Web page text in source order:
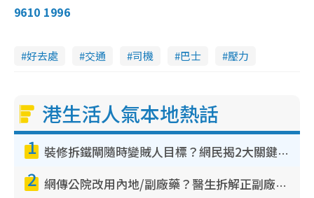
9610 1996
好去處 交通 司機 巴士 壓力
港生活人氣本地熱話
1 裝修拆鐵閘隨時變賊人目標？網民揭2大關鍵用途：裝新式等於白裝？附新舊鐵閘分別
2 網傳公院改用內地/副廠藥？醫生拆解正副廠分別 揭4類人換藥隨時出事